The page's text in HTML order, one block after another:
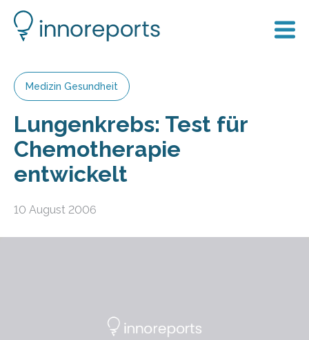
Medizin Gesundheit
Lungenkrebs: Test für
Chemotherapie
entwickelt
10 August 2006